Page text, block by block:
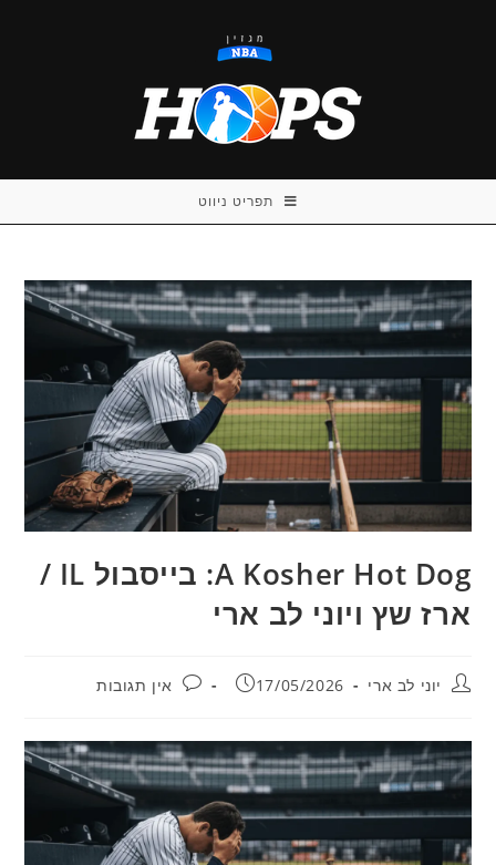
תפריט ניווט
A Kosher Hot Dog: בייסבול IL /
ארז שץ ויוני לב ארי
מחבר:יוני לב ארי פורסם:
17/05/2026 תגובות:אין תגובות